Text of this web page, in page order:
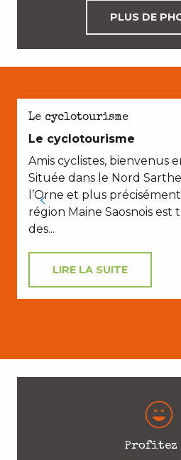
PLUS DE
Le cyclotourisme
Le cyclotourisme
Amis cyclistes, bienvenus
Située dans le Nord
l’Orne et plus
région Maine Saosnois est
des...
LIRE LA SUITE
Profitez